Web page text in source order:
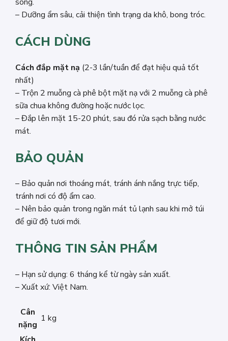
– Dưỡng ẩm sâu, cải thiện tình trạng da khô, bong tróc.
CÁCH DÙNG
Cách đắp mặt nạ (2-3 lần/tuần để đạt hiệu quả tốt
nhất)
– Trộn 2 muỗng cà phê bột mặt nạ với 2 muỗng cà phê
sữa chua không đường hoặc nước lọc.
– Đắp lên mặt 15-20 phút, sau đó rửa sạch bằng nước
mát.
BẢO QUẢN
– Bảo quản nơi thoáng mát, tránh ánh nắng trực tiếp,
tránh nơi có độ ẩm cao.
– Nên bảo quản trong ngăn mát tủ lạnh sau khi mở túi
để giữ độ tươi mới.
THÔNG TIN SẢN PHẨM
– Hạn sử dụng: 6 tháng kể từ ngày sản xuất.
– Xuất xứ: Việt Nam.
Cân
nặng
1 kg